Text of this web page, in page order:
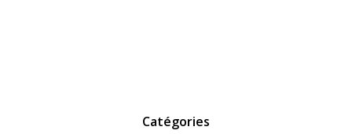
Catégories